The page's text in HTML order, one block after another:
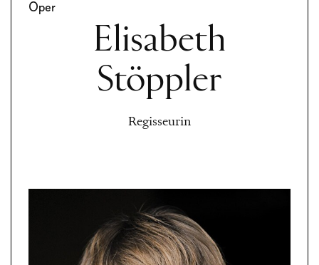
Oper
Elisabeth
Stöppler
Regisseurin